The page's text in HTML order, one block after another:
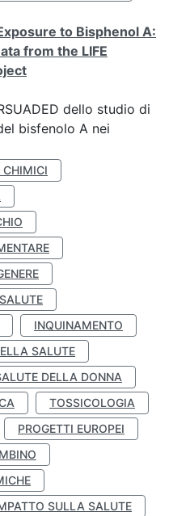
to Bisphenol A:
from the LIFE
dello studio di
bisfenolo A nei
INQUINAMENTO
SALUTE
DELLA DONNA
TOSSICOLOGIA
PROGETTI EUROPEI
SULLA SALUTE